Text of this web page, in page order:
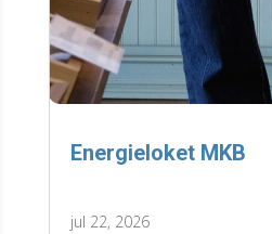
Energieloket MKB
jul 22, 2026